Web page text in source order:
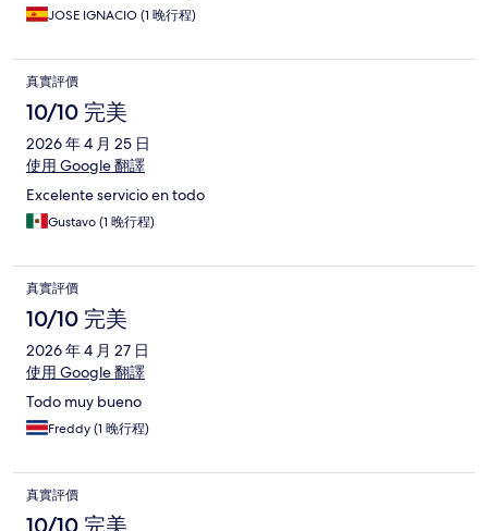
JOSE IGNACIO (1 晚行程)
真實評價
10/10 完美
2026 年 4 月 25 日
使用 Google 翻譯
Excelente servicio en todo
Gustavo (1 晚行程)
真實評價
10/10 完美
2026 年 4 月 27 日
使用 Google 翻譯
Todo muy bueno
Freddy (1 晚行程)
真實評價